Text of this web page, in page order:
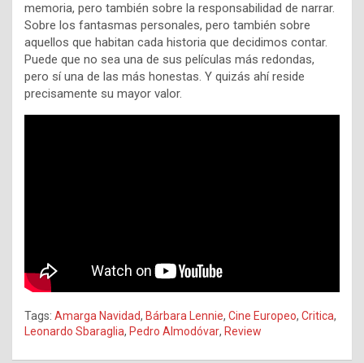
memoria, pero también sobre la responsabilidad de narrar.
Sobre los fantasmas personales, pero también sobre
aquellos que habitan cada historia que decidimos contar.
Puede que no sea una de sus películas más redondas,
pero sí una de las más honestas. Y quizás ahí reside
precisamente su mayor valor.
Tags: Amarga Navidad, Bárbara Lennie, Cine Europeo, Critica,
Leonardo Sbaraglia, Pedro Almodóvar, Review